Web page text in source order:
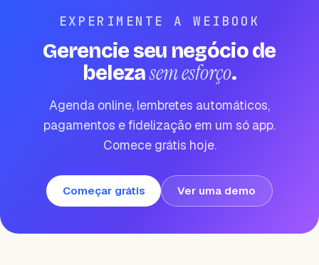
EXPERIMENTE A WEIBOOK
Gerencie seu negócio de
belezasem esforço.
Agenda online, lembretes automáticos,
pagamentos e fidelização em um só app.
Comece grátis hoje.
Começar grátis Ver uma demo